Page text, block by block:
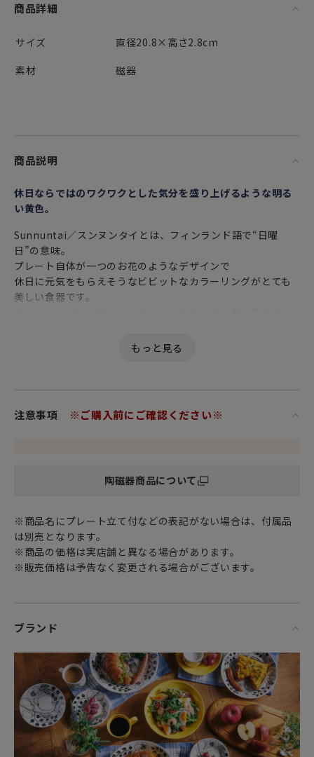
商品詳細
サイズ
直径20.8×高さ2.8cm
素材
磁器
商品説明
休日ならではのワクワクとした気分を盛り上げるような明る
い黄色。
Sunnuntai／スンヌンタイとは、フィンランド語で“日曜
日”の意味。
プレート自体が一つのお花のようなデザインで
休日に元気をもらえそうなビビットなカラーリングがとても
美しい食器です。
北欧食器ならではの魅力です。
してくれます。
特別な記念日に心を込めた上品な贈り物、お祝いのギフトや
「ご使用上の注意」
※電子レンジ・オーブン・食器洗い乾燥機での使用はOKで
す。（直火にはご使用いただけません。）
ど、北欧（北部ヨーロッパ）で広くみられる北欧雑貨を中心
とした北欧家具や北欧食器達。フィンランドの大自然で育ま
れ、またフィンランド最大の窯である“アラビア
（ARABIA）”社のテーブルウェア“北欧食器”は、言わずと知
れた北欧インテリアの必須アイテムです。
注意事項 ※ご購入前にご確認ください※
陶磁器商品について
※商品名にプレート立て付などの表記がない場合は、付属品
は別売となります。
※商品の価格は実店舗と異なる場合があります。
※販売価格は予告なく変更される場合がございます。
ブランド